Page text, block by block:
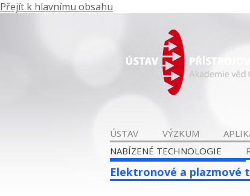
Přejít k hlavnímu obsahu
ÚSTAV VÝZKUM
NABÍZENÉ TECHNOLOGIE
Elektronové a plazmové